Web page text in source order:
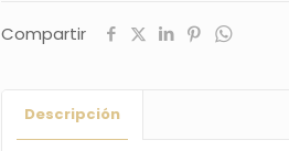
empuñada
Compartir
Descripción